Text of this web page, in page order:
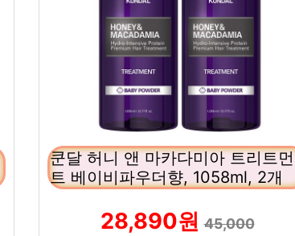
쿤달 허니 앤 마카다미아 트리트먼
트 베이비파우더향, 1058ml, 2개
28,890원45,000